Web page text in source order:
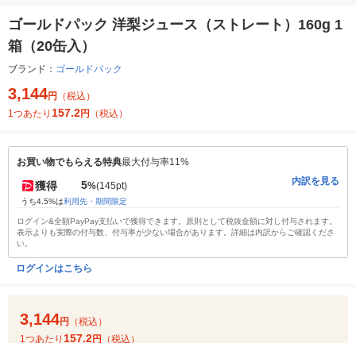
ゴールドパック 洋梨ジュース（ストレート）160g 1
箱（20缶入）
ブランド： ゴールドパック
3,144円
（税込）
1つあたり 157.2円 （税込）
お買い物でもらえる特典最大付与率11%
獲得 5%(145pt)
うち4.5%は利用先・期間限定
内訳を見る
ログイン&全額PayPay支払いで獲得できます。原則として税抜金額に対し付与されます。
表示よりも実際の付与数、付与率が少ない場合があります。詳細は内訳からご確認くださ
い。
ログインはこちら
3,144円
（税込）
1つあたり 157.2円 （税込）